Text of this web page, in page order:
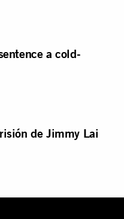
a cold-
de Jimmy Lai